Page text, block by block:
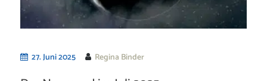
27. Juni 2025 Regina Binder